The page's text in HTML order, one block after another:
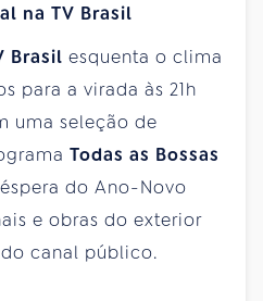
na TV Brasil
Brasil esquenta o clima
para a virada às 21h
uma seleção de
Todas as Bossas
do Ano-Novo
e obras do exterior
canal público.